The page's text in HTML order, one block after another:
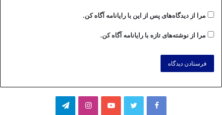
مرا از دیدگاه‌های پس از این با رایانامه آگاه کن.
مرا از نوشته‌های تازه با رایانامه آگاه کن.
فیسبوک توییتر یوتیوباینستاگرامتلگرام